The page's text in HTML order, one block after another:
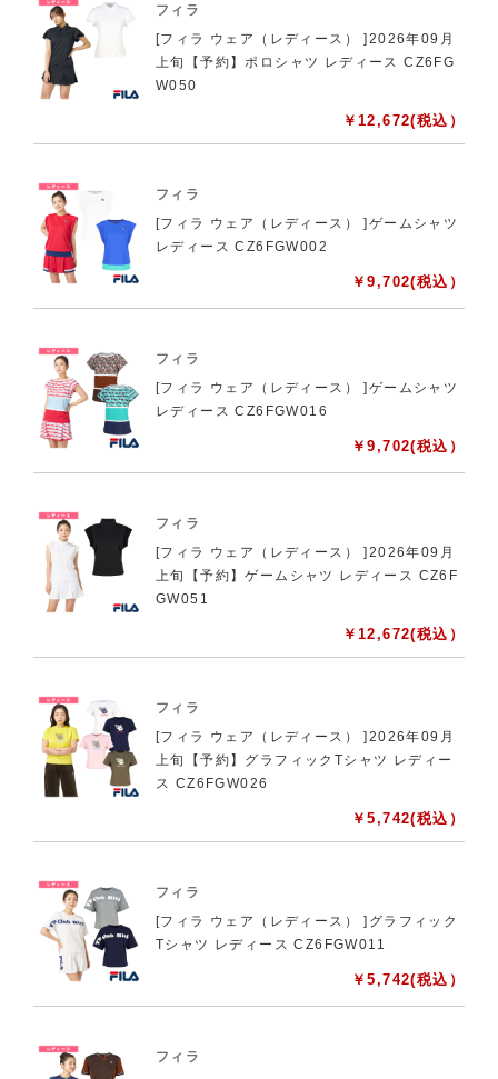
フィラ
[フィラ ウェア（レディース） ]2026年09月
上旬【予約】ポロシャツ レディース CZ6FG
W050
￥ 12,672(税込）
フィラ
[フィラ ウェア（レディース） ]ゲームシャツ
レディース CZ6FGW002
￥9,702(税込）
フィラ
[フィラ ウェア（レディース） ]ゲームシャツ
レディース CZ6FGW016
￥9,702(税込）
フィラ
[フィラ ウェア（レディース） ]2026年09月
上旬【予約】ゲームシャツ レディース CZ6F
GW051
￥ 12,672(税込）
フィラ
[フィラ ウェア（レディース） ]2026年09月
上旬【予約】グラフィックTシャツ レディー
ス CZ6FGW026
￥5,742(税込）
フィラ
[フィラ ウェア（レディース） ]グラフィック
Tシャツ レディース CZ6FGW011
￥5,742(税込）
フィラ